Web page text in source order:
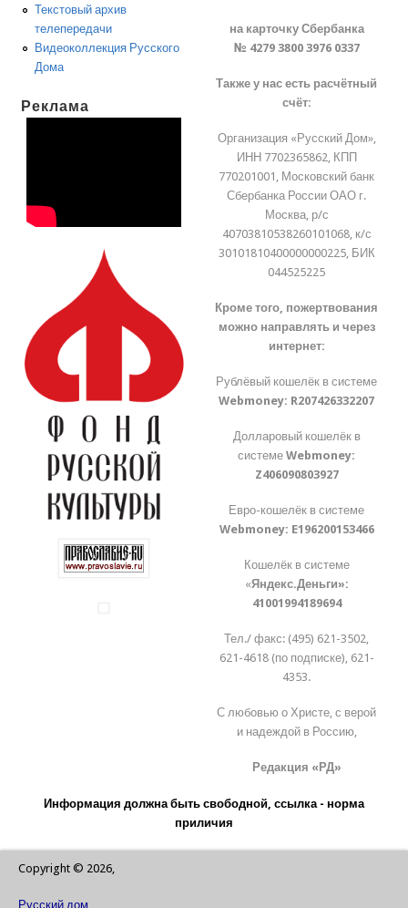
Текстовый архив
телепередачи
Видеоколлекция Русского
Дома
Реклама
на карточку Сбербанка
№ 4279 3800 3976 0337
Также у нас есть расчётный
счёт:
Организация «Русский Дом»,
ИНН 7702365862, КПП
770201001, Московский банк
Сбербанка России ОАО г.
Москва, р/с
40703810538260101068, к/с
30101810400000000225, БИК
044525225
Кроме того, пожертвования
можно направлять и через
интернет:
Рублёвый кошелёк в системе
Webmoney: R207426332207
Долларовый кошелёк в
системеWebmoney:
Z406090803927
Евро-кошелёк в системе
Webmoney: E196200153466
Кошелёк в системе
«Яндекс.Деньги»:
41001994189694
Тел./ факс: (495) 621-3502,
621-4618 (по подписке), 621-
4353.
С любовью о Христе, с верой
и надеждой в Россию,
Редакция «РД»
Информация должна быть свободной, ссылка - норма
приличия
Copyright © 2026,
Русский дом